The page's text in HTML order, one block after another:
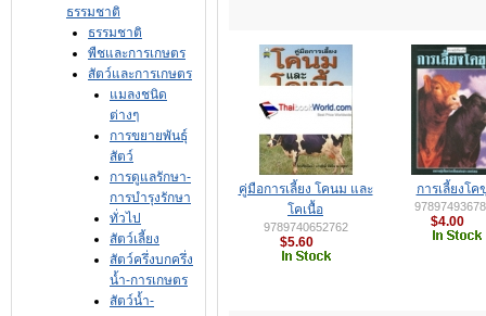
ธรรมชาติ
ธรรมชาติ
พืชและการเกษตร
สัตว์และการเกษตร
แมลงชนิด
ต่างๆ
การขยายพันธุ์
สัตว์
การดูแลรักษา-
การบำรุงรักษา
ทั่วไป
สัตว์เลี้ยง
สัตว์ครึ่งบกครึ่ง
น้ำ-การเกษตร
สัตว์น้ำ-
คู่มือการเลี้ยง โคนม และ
โคเนื้อ
9789740652762
$5.60
การเลี้ยงโค
$4.00